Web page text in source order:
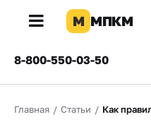
×
КОМПАНИЯ
М МПКМ
8-800-550-03-50
Главная / Статьи / Как